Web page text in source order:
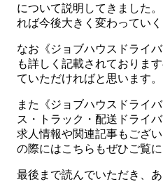
について説明してきました
れば今後大きく変わってい
なお《ジョブハウスドライ
も詳しく記載されておりま
ていただければと思います。
また《ジョブハウスドライ
ス・トラック・配送ドライ
求人情報や関連記事もござ
の際にはこちらもぜひご覧
最後まで読んでいただき、